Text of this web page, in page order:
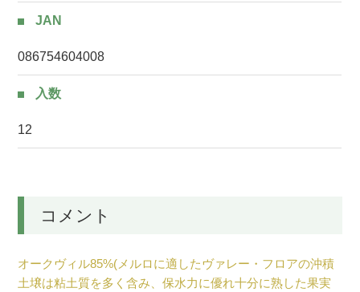
JAN
086754604008
入数
12
コメント
オークヴィル85%(メルロに適したヴァレー・フロアの沖積
土壌は粘土質を多く含み、保水力に優れ十分に熟した果実